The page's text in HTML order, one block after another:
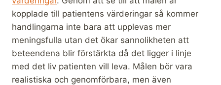
kopplade till patientens värderingar så kommer
handlingarna inte bara att upplevas mer
meningsfulla utan det ökar sannolikheten att
beteendena blir förstärkta då det ligger i linje
med det liv patienten vill leva. Målen bör vara
realistiska och genomförbara, men även